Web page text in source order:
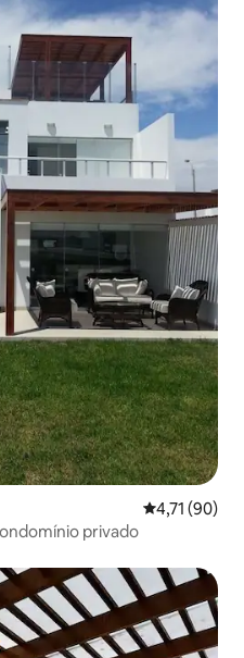
4,71 de uma
4,71 (90)
privado